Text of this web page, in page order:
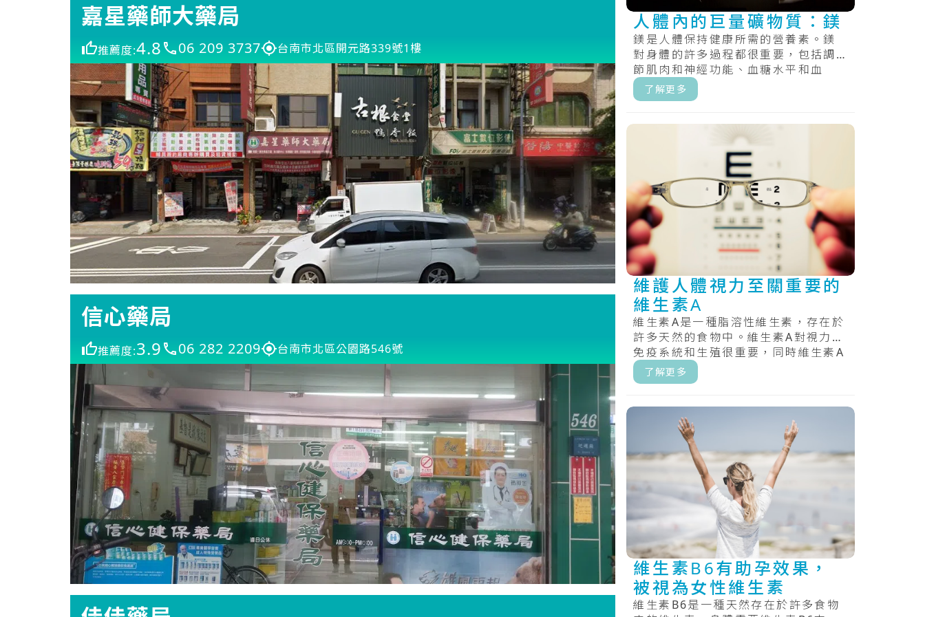
嘉星藥師大藥局
推薦度:4.8 06 209 3737 台南市北區開元路339號1樓
信心藥局
推薦度:3.9 06 282 2209 台南市北區公園路546號
人體內的巨量礦物質：鎂
鎂是人體保持健康所需的營養素。鎂
對身體的許多過程都很重要，包括調
節肌肉和神經功能、血糖水平和血
壓，以及製造蛋白質、骨骼和
DNA。.....
了解更多
維護人體視力至關重要的
維生素A
維生素A是一種脂溶性維生素，存在於
許多天然的食物中。維生素A對視力、
免疫系統和生殖很重要，同時維生素A
還有助於心臟、肺、腎臟和其他器官
正.....
了解更多
維生素B6有助孕效果，
被視為女性維生素
維生素B6是一種天然存在於許多食物